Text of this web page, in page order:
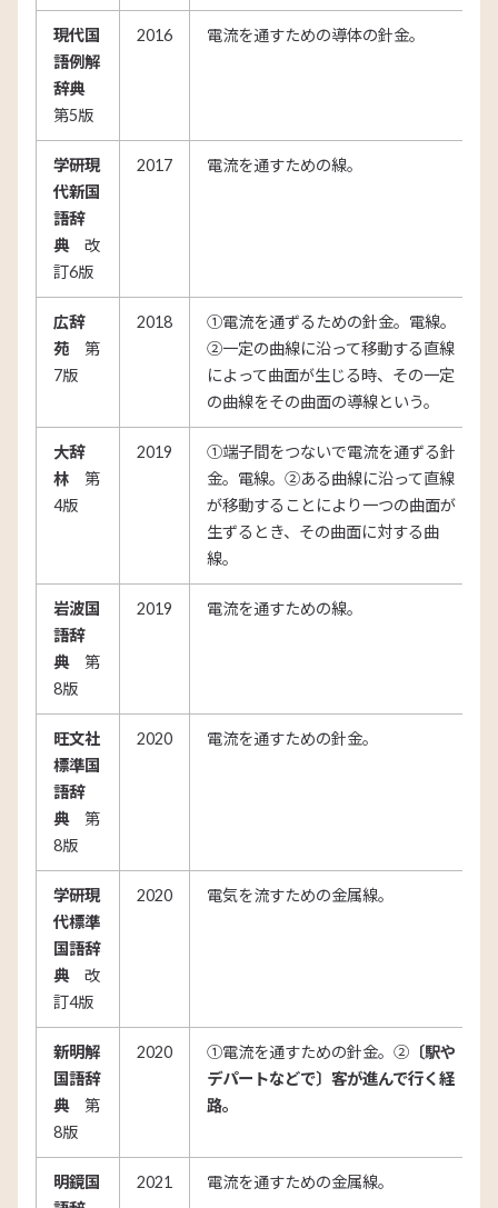
現代国
語例解
辞典
第5版
2016 電流を通すための導体の針金。
学研現
代新国
語辞
典 改
訂6版
2017 電流を通すための線。
広辞
苑第
7版
2018
①電流を通ずるための針金。電線。
②一定の曲線に沿って移動する直線
によって曲面が生じる時、その一定
の曲線をその曲面の導線という。
大辞
林第
4版
2019
①端子間をつないで電流を通ずる針
金。電線。②ある曲線に沿って直線
が移動することにより一つの曲面が
生ずるとき、その曲面に対する曲
線。
岩波国
語辞
典第
8版
2019 電流を通すための線。
旺文社
標準国
語辞
典第
8版
2020 電流を通すための針金。
学研現
代標準
国語辞
典 改
訂4版
2020 電気を流すための金属線。
新明解
国語辞
典第
8版
2020 ①電流を通すための針金。②〔駅や
デパートなどで〕客が進んで行く経
路。
明鏡国
2021 電流を通すための金属線。